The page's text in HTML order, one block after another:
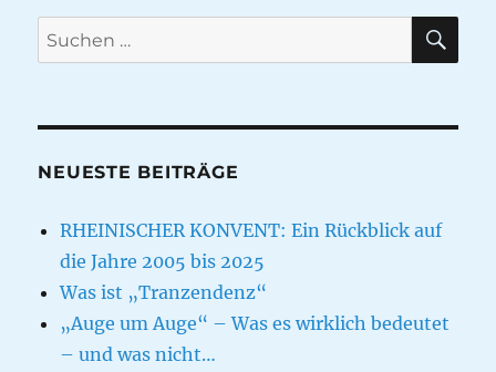
Suche
nach:
NEUESTE BEITRÄGE
RHEINISCHER KONVENT: Ein Rückblick auf
die Jahre 2005 bis 2025
Was ist „Tranzendenz“
„Auge um Auge“ – Was es wirklich bedeutet
– und was nicht…